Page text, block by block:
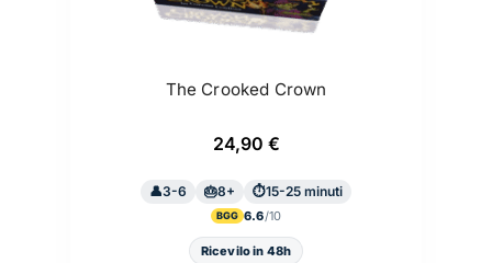
The Crooked Crown
24,90 €
3-6 8+ 15-25 minuti
BGG 6.6
Ricevilo in 48h